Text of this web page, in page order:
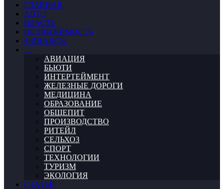
ГЛАВНАЯ
АВТО
ВЛАСТЬ
НЕДВИЖИМОСТЬ
ФИНАНСЫ
…
АВИАЦИЯ
БЬЮТИ
ИНТЕРТЕЙМЕНТ
ЖЕЛЕЗНЫЕ ДОРОГИ
МЕДИЦИНА
ОБРАЗОВАНИЕ
ОБЩЕПИТ
ПРОИЗВОДСТВО
РИТЕЙЛ
СЕЛЬХОЗ
СПОРТ
ТЕХНОЛОГИИ
ТУРИЗМ
ЭКОЛОГИЯ
СТАТЬИ